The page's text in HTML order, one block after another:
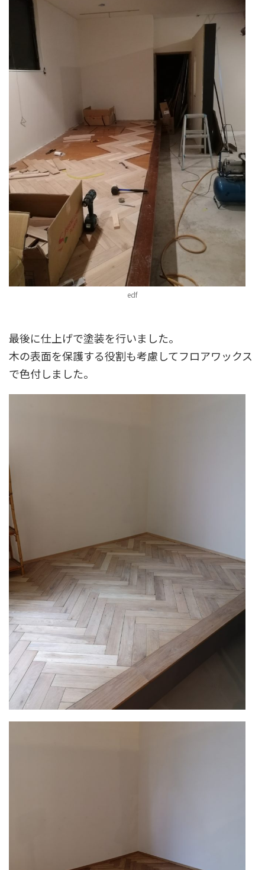
edf
最後に仕上げで塗装を行いました。
木の表面を保護する役割も考慮してフロアワックス
で色付しました。